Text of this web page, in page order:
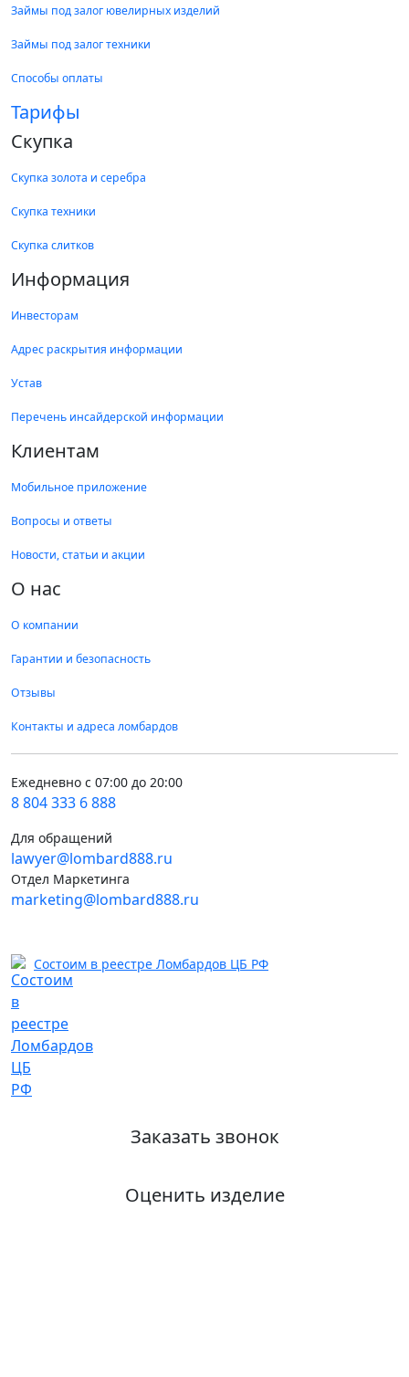
Займы под залог ювелирных изделий
Займы под залог техники
Способы оплаты
Тарифы
Скупка
Скупка золота и серебра
Скупка техники
Скупка слитков
Информация
Инвесторам
Адрес раскрытия информации
Устав
Перечень инсайдерской информации
Клиентам
Мобильное приложение
Вопросы и ответы
Новости, статьи и акции
О нас
О компании
Гарантии и безопасность
Отзывы
Контакты и адреса ломбардов
Ежедневно с 07:00 до 20:00
8 804 333 6 888
Для обращений
lawyer@lombard888.ru
Отдел Маркетинга
marketing@lombard888.ru
Состоим в реестре Ломбардов ЦБ РФ
Заказать звонок
Оценить изделие